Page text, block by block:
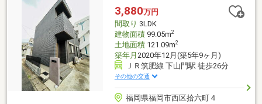
り、収納も充実☆日当たりの良い一戸建で新生活はいかがでしょ
うか♪お気軽にお問合せ下さい☆住宅ローンのご相談も承ってお
ります♪
3,880万円
間取り 3LDK
建物面積99.05m2
土地面積121.09m2
築年月 2020年12月(築5年9ヶ月)
ＪＲ筑肥線 下山門駅 徒歩26分
その他の交通
福岡県福岡市西区拾六町４